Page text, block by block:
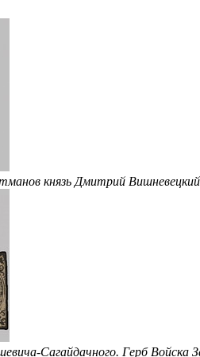
князь Дмитрий Вишневецкий
Сагайдачного. Герб Войска